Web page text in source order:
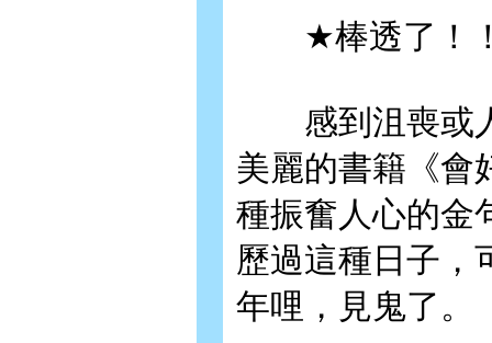
★棒透了！！
感到沮喪或人
美麗的書籍《會
種振奮人心的金
歷過這種日子，
年哩，見鬼了。